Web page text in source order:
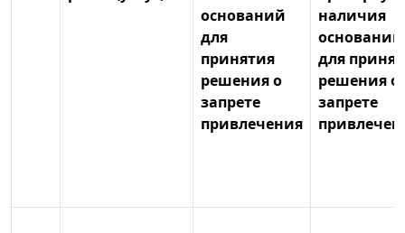
оснований
для
принятия
решения о
запрете
привлечения
наличия
оснований
для
решения о
запрете